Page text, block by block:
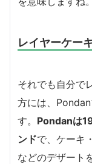
レイヤーケー
それでも自分で
方には、
す。 Pondanは
ンドで、ケーキ
などのデザート